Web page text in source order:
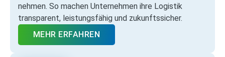
nehmen. So machen Unternehmen ihre Logistik
transparent, leistungsfähig und zukunftssicher.
MEHR ERFAHREN